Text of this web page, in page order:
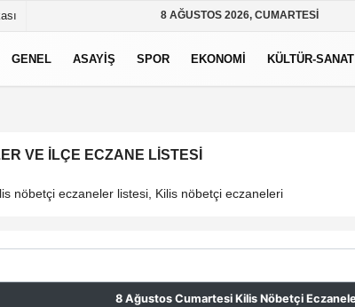
8 AĞUSTOS 2026, CUMARTESI
GENEL ASAYİŞ SPOR EKONOMİ KÜLTÜR-SANAT
VE İLÇE ECZANE LISTESI
nöbetçi eczaneler listesi, Kilis nöbetçi eczaneleri